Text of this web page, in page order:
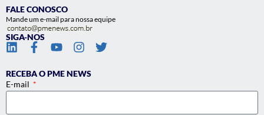
FALE CONOSCO
Mande um e-mail para nossa equipe
SIGA-NOS
RECEBA O PME NEWS
E-mail